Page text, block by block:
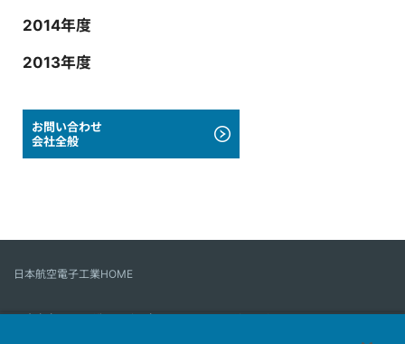
2014年度
2013年度
お問い合わせ
会社全般
日本航空電子工業HOME
コネクタ
ユーザー・インターフェース・ソリューション